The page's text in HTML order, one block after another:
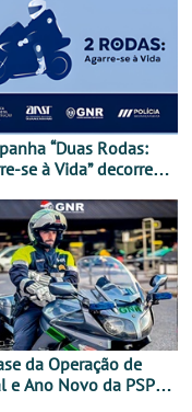
“Duas Rodas:
se à Vida” decorre
da Operação de
e Ano Novo da PSP e